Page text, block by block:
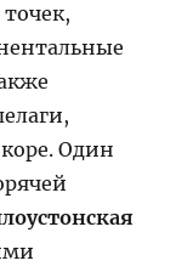
Один